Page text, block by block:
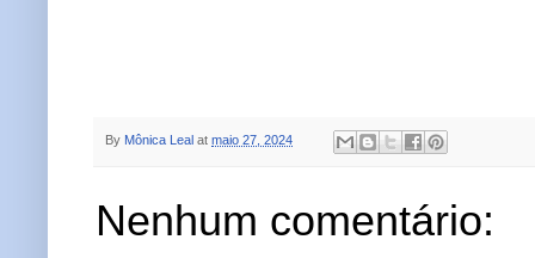
By Mônica Leal at maio 27, 2024
Nenhum comentário: